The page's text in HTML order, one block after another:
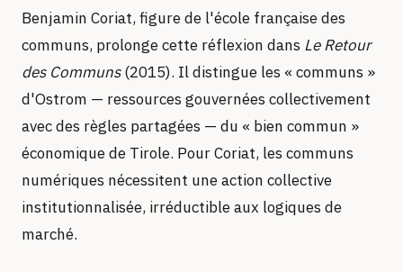
Benjamin Coriat, figure de l'école française des
communs, prolonge cette réflexion dans Le Retour
des Communs(2015). Il distingue les « communs »
d'Ostrom — ressources gouvernées collectivement
avec des règles partagées — du « bien commun »
économique de Tirole. Pour Coriat, les communs
numériques nécessitent une action collective
institutionnalisée, irréductible aux logiques de
marché.